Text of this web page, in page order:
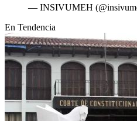
— INSIVUMEH
En Tendencia